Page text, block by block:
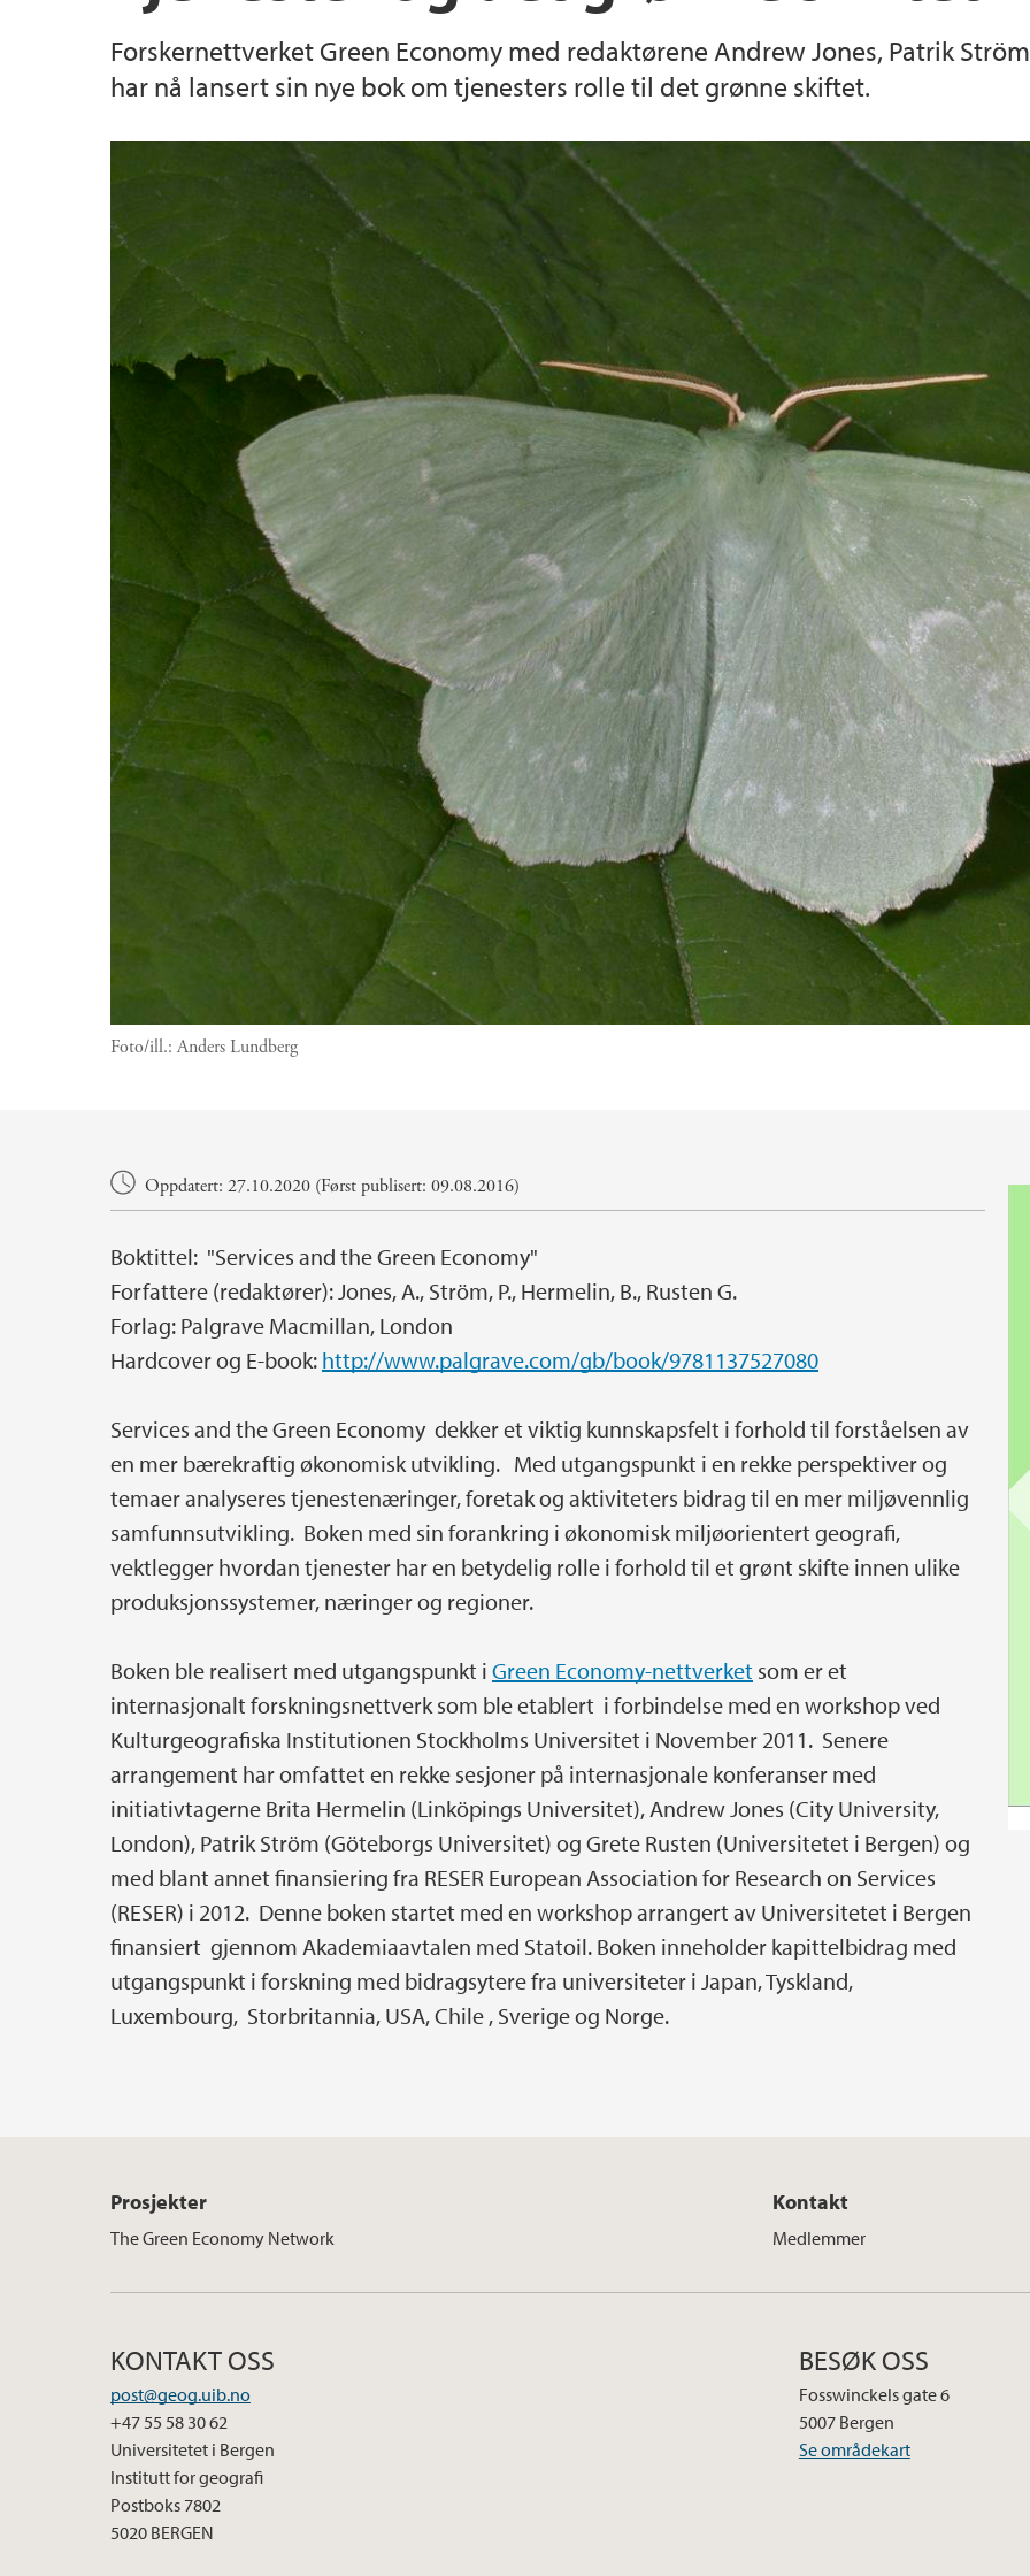
Forskernettverket Green Economy med redaktørene Andrew Jones, Patrik
har nå lansert sin nye bok om tjenesters rolle til det grønne skiftet.
Foto/ill.: Anders Lundberg
HovedinnholdOppdatert: 27.10.2020 (Først publisert: 09.08.2016)
Boktittel: "Services and the Green Economy"
Forfattere (redaktører): Jones, A., Ström, P., Hermelin, B., Rusten G.
Forlag: Palgrave Macmillan, London
Hardcover og E-book: http://www.palgrave.com/gb/book/9781137527080
Services and the Green Economy dekker et viktig kunnskapsfelt i forhold til forståelsen av
en mer bærekraftig økonomisk utvikling. Med utgangspunkt i en rekke perspektiver og
temaer analyseres tjenestenæringer, foretak og aktiviteters bidrag til en mer miljøvennlig
samfunnsutvikling. Boken med sin forankring i økonomisk miljøorientert geografi,
vektlegger hvordan tjenester har en betydelig rolle i forhold til et grønt skifte innen ulike
produksjonssystemer, næringer og regioner.
Boken ble realisert med utgangspunkt i Green Economy-nettverket som er et
internasjonalt forskningsnettverk som ble etablert i forbindelse med en workshop ved
Kulturgeografiska Institutionen Stockholms Universitet i November 2011. Senere
arrangement har omfattet en rekke sesjoner på internasjonale konferanser med
initiativtagerne Brita Hermelin (Linköpings Universitet), Andrew Jones (City University,
London), Patrik Ström (Göteborgs Universitet) og Grete Rusten (Universitetet i Bergen) og
med blant annet finansiering fra RESER European Association for Research on Services
(RESER) i 2012. Denne boken startet med en workshop arrangert av Universitetet i Bergen
finansiert gjennom Akademiaavtalen med Statoil. Boken inneholder kapittelbidrag med
utgangspunkt i forskning med bidragsytere fra universiteter i Japan, Tyskland,
Luxembourg, Storbritannia, USA, Chile , Sverige og Norge.
Prosjekter
The Green Economy Network
Kontakt
Medlemmer
KONTAKT OSS
post@geog.uib.no
+47 55 58 30 62
Universitetet i Bergen
Institutt for geografi
Postboks 7802
5020 BERGEN
BESØK OSS
Fosswinckels gate 6
5007 Bergen
Se områdekart